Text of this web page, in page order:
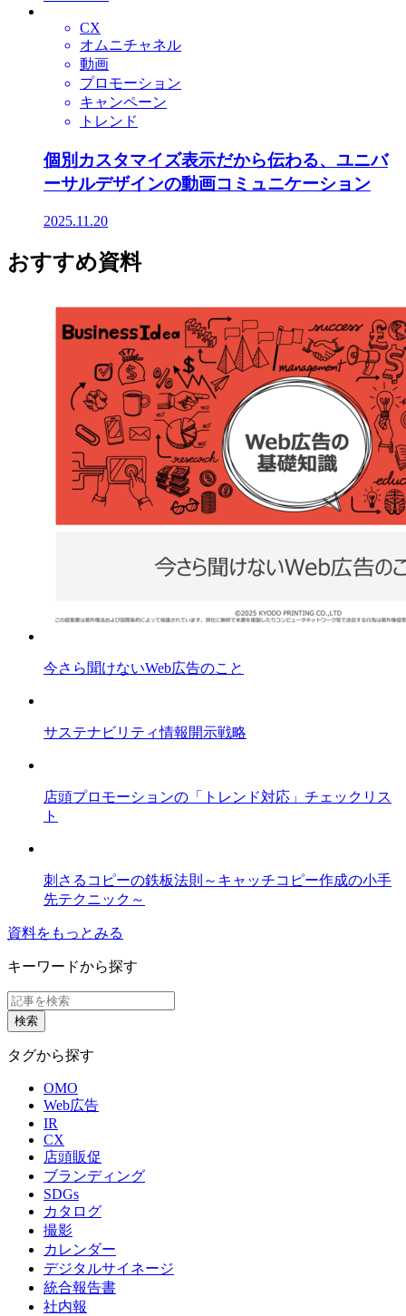
CX
オムニチャネル
動画
プロモーション
キャンペーン
トレンド
個別カスタマイズ表示だから伝わる、ユニバ
ーサルデザインの動画コミュニケーション
2025.11.20
おすすめ資料
今さら聞けないWeb広告のこと
サステナビリティ情報開示戦略
店頭プロモーションの「トレンド対応」チェックリス
ト
刺さるコピーの鉄板法則～キャッチコピー作成の小手
先テクニック～
資料をもっとみる
キーワードから探す
タグから探す
OMO
Web広告
IR
CX
店頭販促
ブランディング
SDGs
カタログ
撮影
カレンダー
デジタルサイネージ
統合報告書
社内報